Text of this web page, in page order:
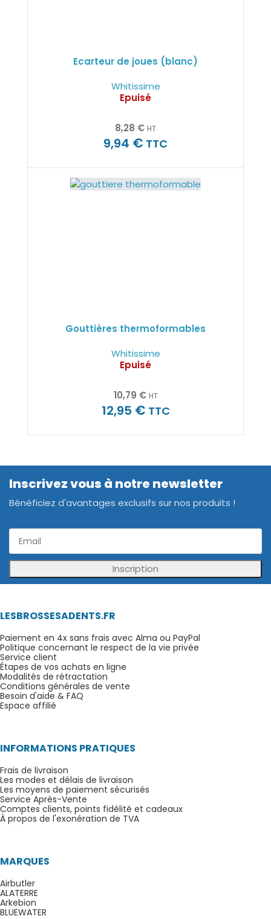
Ecarteur de joues (blanc)
Whitissime
Epuisé
8,28 € HT
9,94 € TTC
Gouttières thermoformables
Whitissime
Epuisé
10,79 € HT
12,95 € TTC
Inscrivez vous à notre newsletter
Bénéficiez d'avantages exclusifs sur nos produits !
Inscription
LESBROSSESADENTS.FR
Paiement en 4x sans frais avec Alma ou PayPal
Politique concernant le respect de la vie privée
Service client
Étapes de vos achats en ligne
Modalités de rétractation
Conditions générales de vente
Besoin d'aide & FAQ
Espace affilié
INFORMATIONS PRATIQUES
Frais de livraison
Les modes et délais de livraison
Les moyens de paiement sécurisés
Service Après-Vente
Comptes clients, points fidélité et cadeaux
À propos de l'exonération de TVA
MARQUES
Airbutler
ALATERRE
Arkebion
BLUEWATER